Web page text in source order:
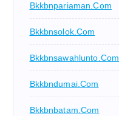
Bkkbnpariaman.com
Bkkbnsolok.com
Bkkbnsawahlunto.com
Bkkbndumai.com
Bkkbnbatam.com